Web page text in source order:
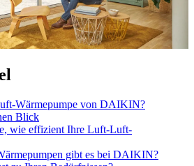
Wärmepumpe von DAIKIN?
Blick
wie effizient Ihre Luft-Luft-
gibt es bei DAIKIN?